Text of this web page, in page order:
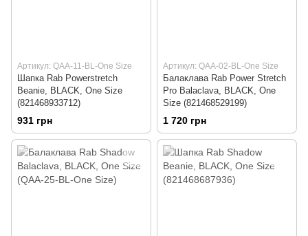
Артикул: QAA-11-BL-One Size
Шапка Rab Powerstretch
Beanie, BLACK, One Size
(821468933712)
931 грн
Артикул: QAA-02-BL-One Size
Балаклава Rab Power Stretch
Pro Balaclava, BLACK, One
Size (821468529199)
1 720 грн